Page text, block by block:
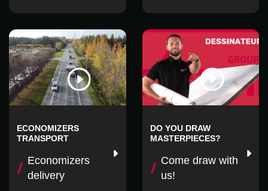
ECONOMIZERS
TRANSPORT
Economizers
delivery
DO YOU DRAW
MASTERPIECES?
Come draw with
us!
Restez à l'affût en vous
abonnant à notre infolettre!
Nom